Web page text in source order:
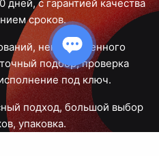
дней, с гарантией качества
сроков.
некачественного
подбор, проверка
под ключ.
подход, большой выбор
упаковка.